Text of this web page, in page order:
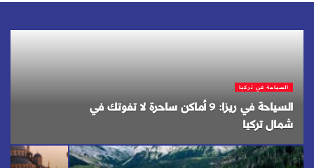
السياحة في تركيا
السياحة في ريزا: 9 أماكن ساحرة لا تفوتك في
شمال تركيا